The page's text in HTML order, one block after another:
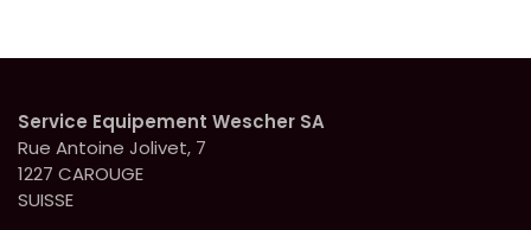
Service Equipement Wescher SA
Rue Antoine Jolivet, 7
1227 CAROUGE
SUISSE